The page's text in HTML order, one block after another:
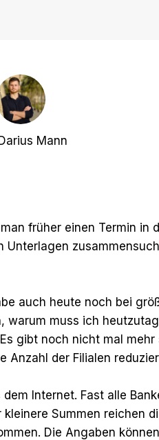
Mann
früher einen Termin in
Unterlagen
auch heute noch bei
warum muss ich
gibt noch nicht mal mehr
Anzahl der Filialen
Internet. Fast alle
Summen reichen
Die Angaben